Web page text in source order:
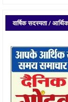
वार्षिक सदस्यता /